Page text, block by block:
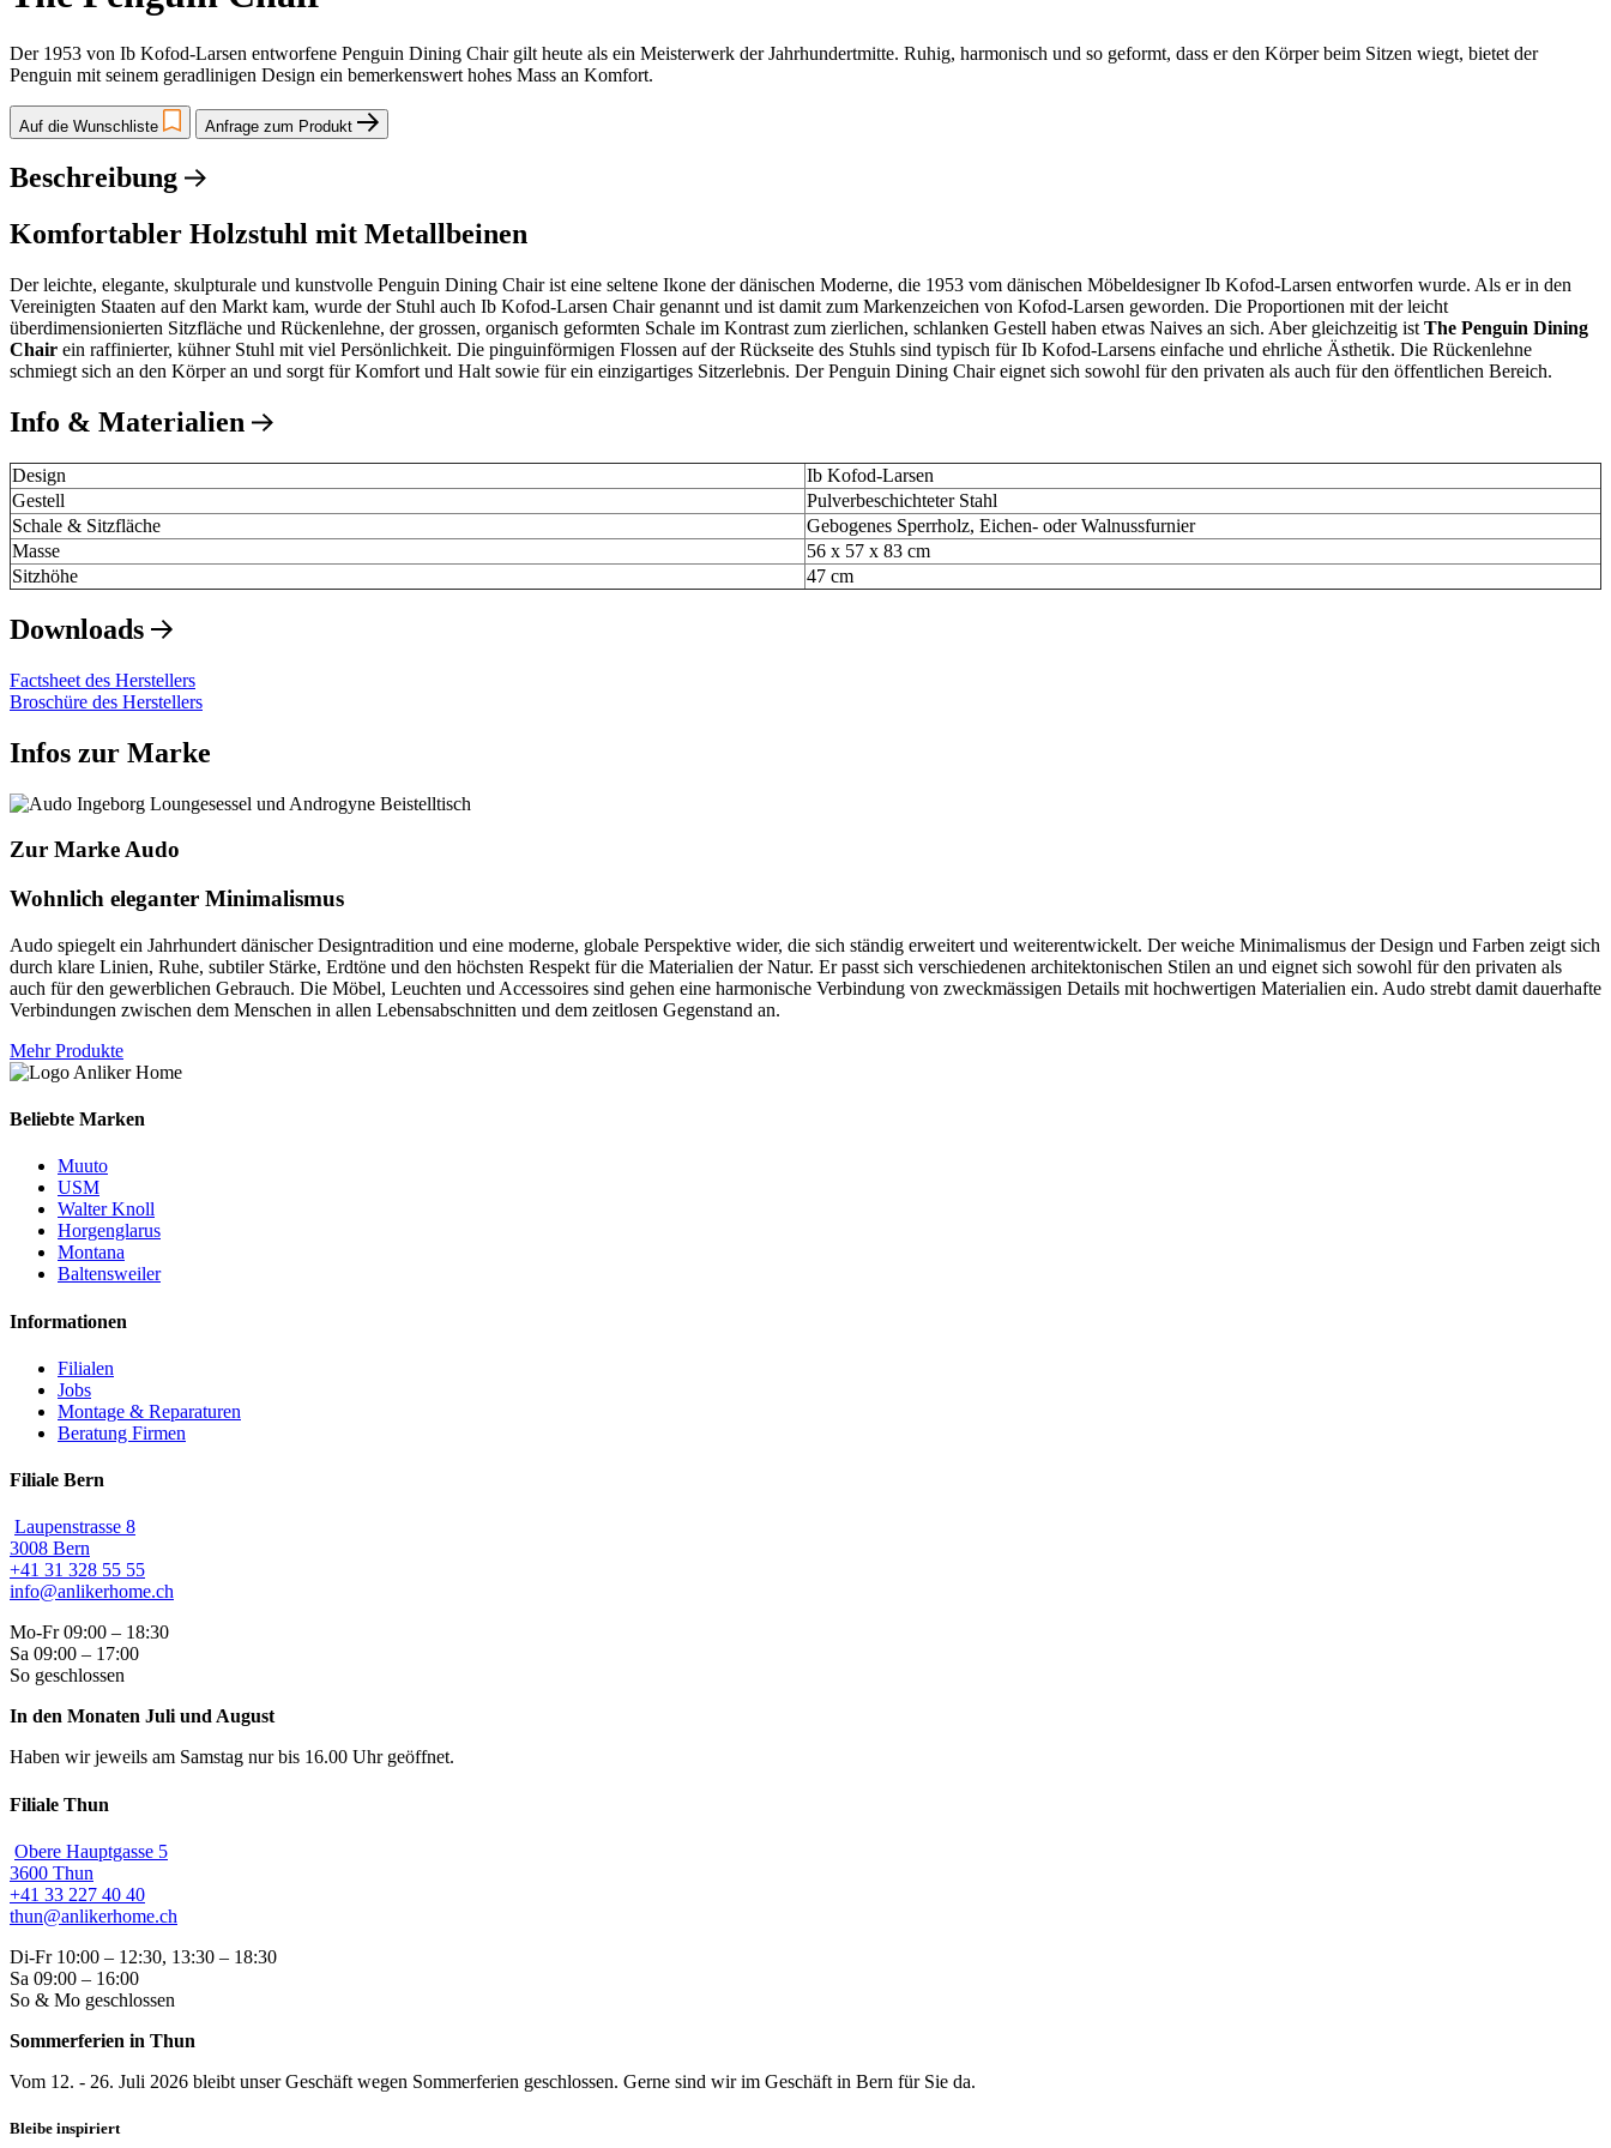
Der 1953 von Ib Kofod-Larsen entworfene Penguin Dining Chair gilt heute als ein Meisterwerk der Jahrhundertmitte. Ruhig, harmonisch und so geformt, dass er den Körper beim Sitzen wiegt, bietet der
Penguin mit seinem geradlinigen Design ein bemerkenswert hohes Mass an Komfort.
Auf die Wunschliste Anfrage zum Produkt
Beschreibung
Komfortabler Holzstuhl mit Metallbeinen
Der leichte, elegante, skulpturale und kunstvolle Penguin Dining Chair ist eine seltene Ikone der dänischen Moderne, die 1953 vom dänischen Möbeldesigner Ib Kofod-Larsen entworfen wurde. Als er in den
Vereinigten Staaten auf den Markt kam, wurde der Stuhl auch Ib Kofod-Larsen Chair genannt und ist damit zum Markenzeichen von Kofod-Larsen geworden. Die Proportionen mit der leicht
überdimensionierten Sitzfläche und Rückenlehne, der grossen, organisch geformten Schale im Kontrast zum zierlichen, schlanken Gestell haben etwas Naives an sich. Aber gleichzeitig ist The Penguin Dining
Chair ein raffinierter, kühner Stuhl mit viel Persönlichkeit. Die pinguinförmigen Flossen auf der Rückseite des Stuhls sind typisch für Ib Kofod-Larsens einfache und ehrliche Ästhetik. Die Rückenlehne
schmiegt sich an den Körper an und sorgt für Komfort und Halt sowie für ein einzigartiges Sitzerlebnis. Der Penguin Dining Chair eignet sich sowohl für den privaten als auch für den öffentlichen Bereich.
Info & Materialien
Design
Ib Kofod-Larsen
Gestell
Pulverbeschichteter Stahl
Schale & Sitzfläche
Gebogenes Sperrholz, Eichen- oder Walnussfurnier
Masse
56 x 57 x 83 cm
Sitzhöhe
47 cm
Downloads
Factsheet des Herstellers
Broschüre des Herstellers
Infos zur Marke
Zur Marke Audo
Wohnlich eleganter Minimalismus
Audo spiegelt ein Jahrhundert dänischer Designtradition und eine moderne, globale Perspektive wider, die sich ständig erweitert und weiterentwickelt. Der weiche Minimalismus der Design und Farben zeigt sich
durch klare Linien, Ruhe, subtiler Stärke, Erdtöne und den höchsten Respekt für die Materialien der Natur. Er passt sich verschiedenen architektonischen Stilen an und eignet sich sowohl für den privaten als
auch für den gewerblichen Gebrauch. Die Möbel, Leuchten und Accessoires sind gehen eine harmonische Verbindung von zweckmässigen Details mit hochwertigen Materialien ein. Audo strebt damit dauerhafte
Verbindungen zwischen dem Menschen in allen Lebensabschnitten und dem zeitlosen Gegenstand an.
Mehr Produkte
Beliebte Marken
Muuto
USM
Walter Knoll
Horgenglarus
Montana
Baltensweiler
Informationen
Filialen
Jobs
Montage & Reparaturen
Beratung Firmen
Filiale Bern
Laupenstrasse 8
3008 Bern
+41 31 328 55 55
info@anlikerhome.ch
Mo-Fr 09:00 – 18:30
Sa 09:00 – 17:00
So geschlossen
In den Monaten Juli und August
Haben wir jeweils am Samstag nur bis 16.00 Uhr geöffnet.
Filiale Thun
Obere Hauptgasse 5
3600 Thun
+41 33 227 40 40
thun@anlikerhome.ch
Di-Fr 10:00 – 12:30, 13:30 – 18:30
Sa 09:00 – 16:00
So & Mo geschlossen
Sommerferien in Thun
Vom 12. - 26. Juli 2026 bleibt unser Geschäft wegen Sommerferien geschlossen. Gerne sind wir im Geschäft in Bern für Sie da.
Bleibe inspiriert